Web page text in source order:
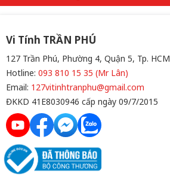
Vi Tính TRẦN PHÚ
127 Trần Phú, Phường 4, Quận 5, Tp. HCM
Hotline: 093 810 15 35 (Mr Lân)
Email: 127vitinhtranphu@gmail.com
ĐKKD 41E8030946 cấp ngày 09/7/2015